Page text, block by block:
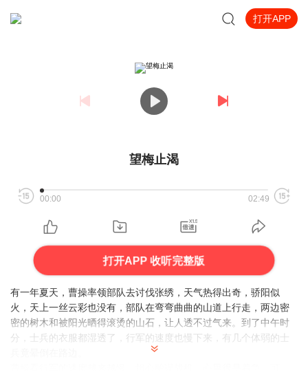
打开APP
望梅止渴
00:00 02:49
打开APP 收听完整版
有一年夏天，曹操率领部队去讨伐张绣，天气热得出奇，骄阳似
火，天上一丝云彩也没有，部队在弯弯曲曲的山道上行走，两边密
密的树木和被阳光晒得滚烫的山石，让人透不过气来。到了中午时
分，士兵的衣服都湿透了，行军的速度也慢下来，有几个体弱的士